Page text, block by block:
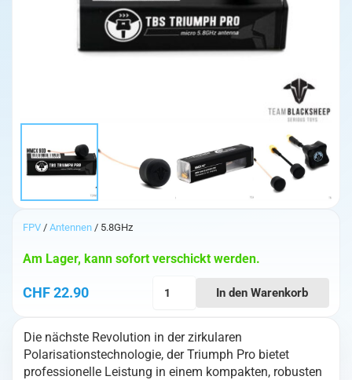
FPV /Antennen / 5.8GHz
CHF22.90
Am Lager, kann sofort verschickt werden.
MMCX
90°
Antenne
In den Warenkorb
Die nächste Revolution in der zirkularen
Polarisationstechnologie, der Triumph Pro bietet
professionelle Leistung in einem kompakten, robusten